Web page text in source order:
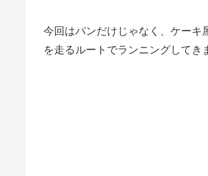
今回はパンだけじゃなく、ケーキ
を走るルートでランニングしてき